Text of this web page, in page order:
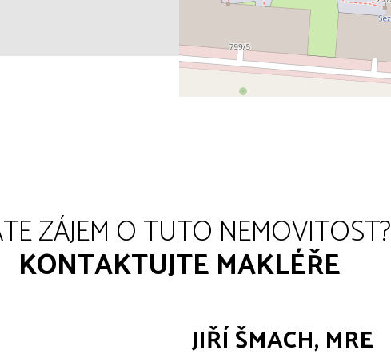
ZÁJEM O TUTO NEMOVITOST?
KONTAKTUJTE MAKLÉŘE
JIŘÍ ŠMACH, MRE